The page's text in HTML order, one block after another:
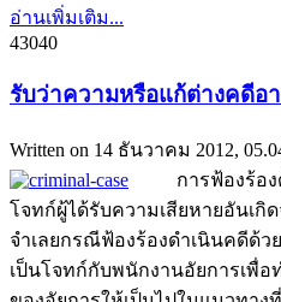
อ่านเพิ่มเติม...
43040
รับว่าความหรือแก้ต่างคดีอ
Written on 14 ธันวาคม 2012,
การฟ้องร้องด
โจทก์ผู้ได้รับความเสียหายอันเกิ
จำเลยกรณีฟ้องร้องดำเนินคดีด้ว
เป็นโจทก์กับพนักงานอัยการเพื่